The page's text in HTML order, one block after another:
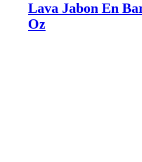
Lava Jabon En
Oz